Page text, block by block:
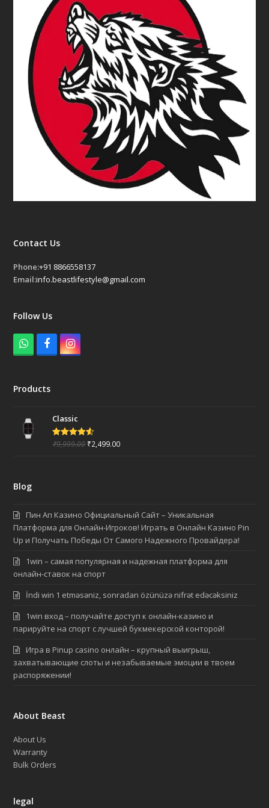
Contact Us
Phone:+91 8866558137
Email:info.beastlifestyle@gmail.com
Follow Us
W
h
s
p
F
a
b
o
I
n
r
a
m
Products
Classic
Rated4.50
₹9,999.00 ₹2,499.00
Blog
Пин Ап Казино Официальный Сайт – Уникальная
Платформа для Онлайн-Игроков! Играть в Онлайн Казино Pin
Up и Получать Победы От Самого Надежного Провайдера!
1win – самая популярная и надежная платформа для
онлайн-ставок на спорт
İndi win 1 etməsəniz, sonradan özünüzə nifrət edəcəksiniz
1win вход – получайте доступ к онлайн-казино и
парируйте на спорт с лучшей букмекерской конторой!
Игра в Pinup casino онлайн – крупный выигрыш,
захватывающие слоты и незабываемые эмоции в твоем
распоряжении!
About Beast
About Us
Warranty
Bulk Orders
legal